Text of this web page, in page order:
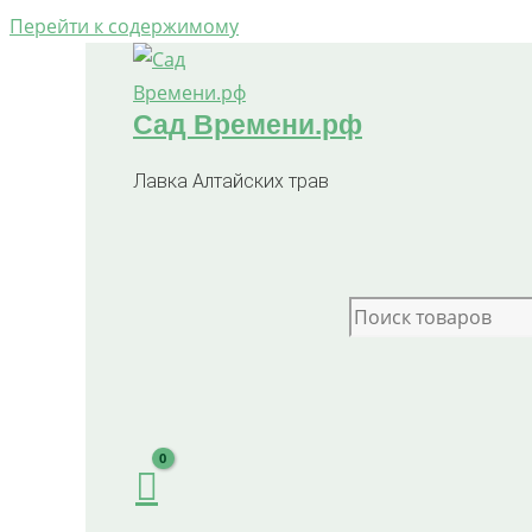
Перейти к содержимому
Сад Времени.рф
Лавка Алтайских трав